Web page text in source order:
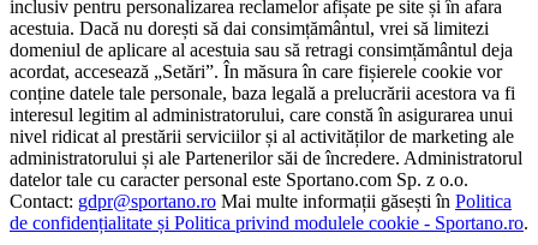
inclusiv pentru personalizarea reclamelor afișate pe site și în afara
acestuia. Dacă nu dorești să dai consimțământul, vrei să limitezi
domeniul de aplicare al acestuia sau să retragi consimțământul deja
acordat, accesează „Setări”. În măsura în care fișierele cookie vor
conține datele tale personale, baza legală a prelucrării acestora va fi
interesul legitim al administratorului, care constă în asigurarea unui
nivel ridicat al prestării serviciilor și al activităților de marketing ale
administratorului și ale Partenerilor săi de încredere. Administratorul
datelor tale cu caracter personal este Sportano.com Sp. z o.o.
Contact: gdpr@sportano.ro Mai multe informații găsești în Politica
de confidențialitate și Politica privind modulele cookie - Sportano.ro.